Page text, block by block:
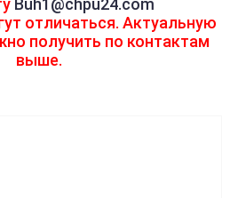
Buh1@chpu24.com
отличаться. Актуальную
получить по контактам
выше.